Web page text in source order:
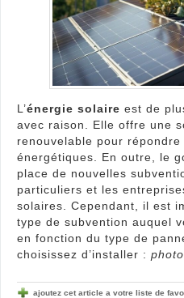
L’énergie solaire est de
avec raison. Elle offre une
renouvelable pour
énergétiques. En outre, le
place de nouvelles
particuliers et les
solaires. Cependant, il est
type de subvention auquel
en fonction du type de
choisissez d’installer :
ajoutez cet article a votre liste de